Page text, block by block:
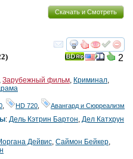
Скачать и Смотреть
смотреть
2
, Зарубежный фильм, Криминал,
HD 720 Авангард и Сюрреализм
: Дель Кэтрин Бартон, Дел Катхрyн
Дейвис, Саймон Бейкер,